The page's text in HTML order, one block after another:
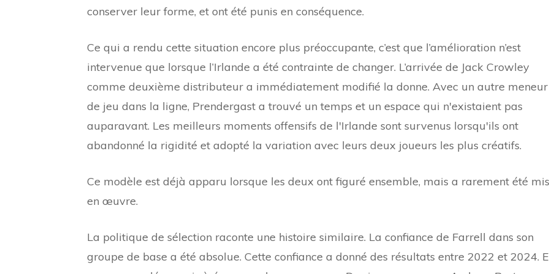
conserver leur forme, et ont été punis en conséquence.
Ce qui a rendu cette situation encore plus préoccupante, c’est que l’amélioration n’est
intervenue que lorsque l’Irlande a été contrainte de changer. L’arrivée de Jack Crowley
comme deuxième distributeur a immédiatement modifié la donne. Avec un autre meneur
de jeu dans la ligne, Prendergast a trouvé un temps et un espace qui n'existaient pas
auparavant. Les meilleurs moments offensifs de l'Irlande sont survenus lorsqu'ils ont
abandonné la rigidité et adopté la variation avec leurs deux joueurs les plus créatifs.
Ce modèle est déjà apparu lorsque les deux ont figuré ensemble, mais a rarement été mis
en œuvre.
La politique de sélection raconte une histoire similaire. La confiance de Farrell dans son
groupe de base a été absolue. Cette confiance a donné des résultats entre 2022 et 2024.